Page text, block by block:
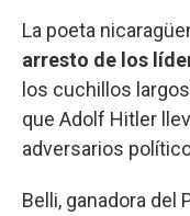
La poeta
arresto de los
los cuchillos
que Adolf Hitler
adversarios
Belli, ganadora del